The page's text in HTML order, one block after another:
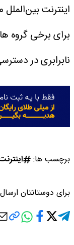
اینترنت
برای برخی گروه
نابرابری در
برچسب ها:
برای دوستانتان